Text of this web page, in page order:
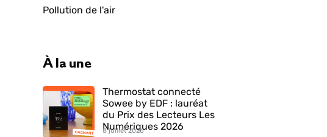
Pollution de l'air
À la une
Thermostat connecté
Sowee by EDF : lauréat
du Prix des Lecteurs Les
Numériques 2026
8 juillet 2026